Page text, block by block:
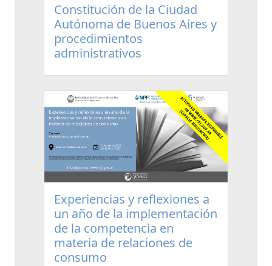
Constitución de la Ciudad
Autónoma de Buenos Aires y
procedimientos
administrativos
Experiencias y reflexiones a
un año de la implementación
de la competencia en
materia de relaciones de
consumo